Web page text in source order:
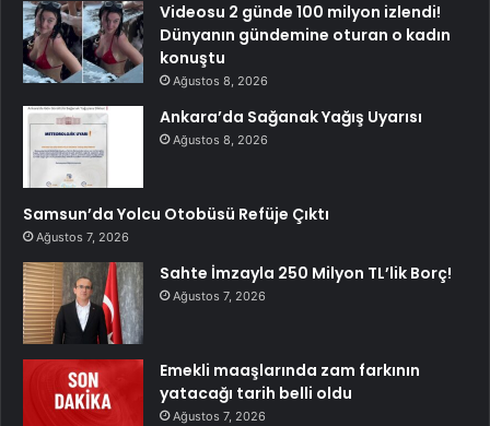
Videosu 2 günde 100 milyon izlendi!
Dünyanın gündemine oturan o kadın
konuştu
Ağustos 8, 2026
Ankara’da Sağanak Yağış Uyarısı
Ağustos 8, 2026
Samsun’da Yolcu Otobüsü Refüje Çıktı
Ağustos 7, 2026
Sahte İmzayla 250 Milyon TL’lik Borç!
Ağustos 7, 2026
Emekli maaşlarında zam farkının
yatacağı tarih belli oldu
Ağustos 7, 2026